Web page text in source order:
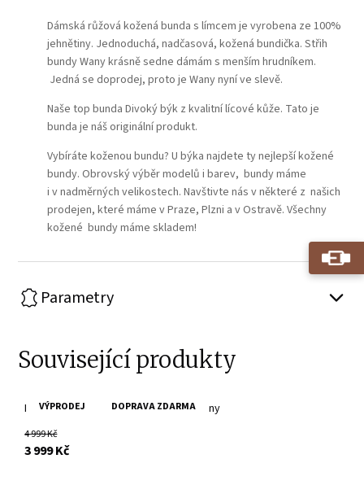
Dámská růžová kožená bunda s límcem je vyrobena ze 100%
jehnětiny. Jednoduchá, nadčasová, kožená bundička. Střih
bundy Wany krásně sedne dámám s menším hrudníkem.
Jedná se doprodej, proto je Wany nyní ve slevě.
Naše top bunda Divoký býk z kvalitní lícové kůže. Tato je
bunda je náš originální produkt.
Vybíráte koženou bundu? U býka najdete ty nejlepší kožené
bundy. Obrovský výběr modelů i barev, bundy máme
i v nadměrných velikostech. Navštivte nás v některé z našich
prodejen, které máme v Praze, Plzni a v Ostravě. Všechny
kožené bundy máme skladem!
Parametry
Související produkty
VÝPRODEJ DOPRAVA ZDARMA
Růžová kožená bunda s límcem GWWany
4 999 Kč
3 999 Kčs DPH